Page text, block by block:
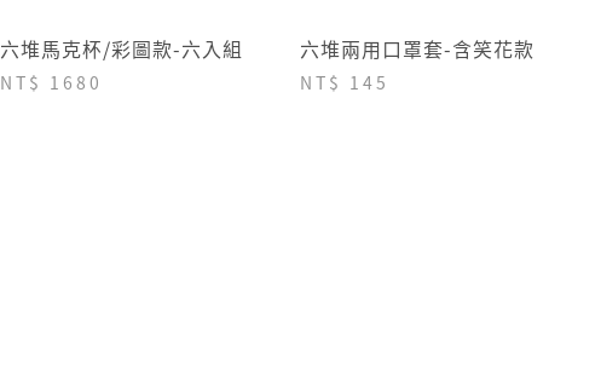
六堆馬克杯/彩圖款-六入組
NT$ 1680
六堆兩用口罩套-含笑花款
NT$ 145